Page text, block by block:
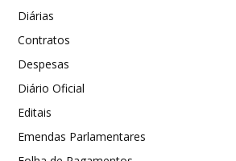
Diárias
Contratos
Despesas
Diário Oficial
Editais
Emendas Parlamentares